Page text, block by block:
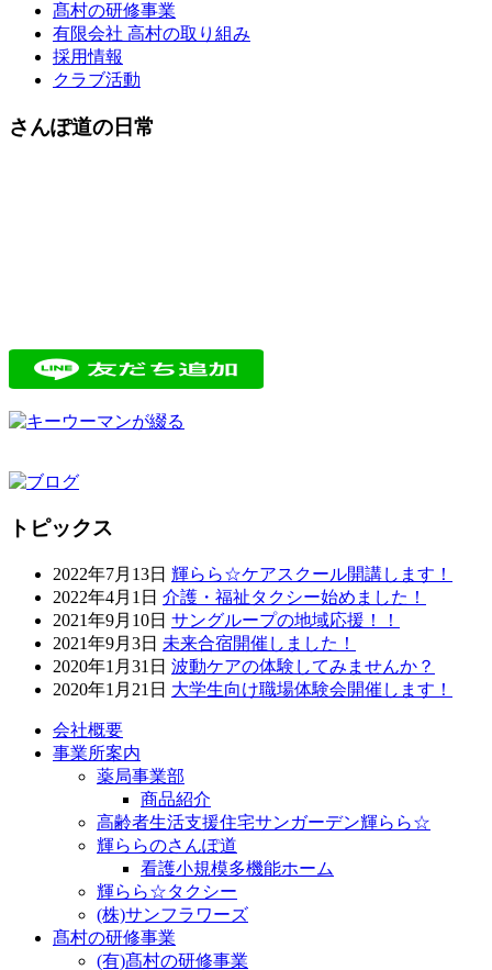
髙村の研修事業
有限会社 高村の取り組み
採用情報
クラブ活動
さんぽ道の日常
トピックス
2022年7月13日 輝らら☆ケアスクール開講します！
2022年4月1日 介護・福祉タクシー始めました！
2021年9月10日 サングループの地域応援！！
2021年9月3日 未来合宿開催しました！
2020年1月31日 波動ケアの体験してみませんか？
2020年1月21日 大学生向け職場体験会開催します！
会社概要
事業所案内
薬局事業部
商品紹介
高齢者生活支援住宅サンガーデン輝らら☆
輝ららのさんぽ道
看護小規模多機能ホーム
輝らら☆タクシー
(株)サンフラワーズ
髙村の研修事業
(有)髙村の研修事業